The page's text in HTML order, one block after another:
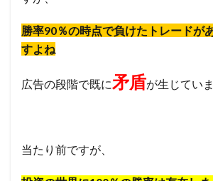
勝率90％の時点で負けたトレードが
すよね
広告の段階で既に矛盾が生じてい
当たり前ですが、